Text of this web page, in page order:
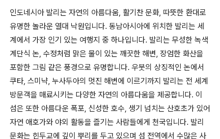
인도네시아 발리는 자연의 아름다움, 활기찬 문화, 따뜻한 환대로
유명한 놀라운 열대 낙원입니다. 동남아시아에 위치한 발리는 세
계에서 가장 인기 있는 여행지 중 하나입니다. 발리는 무성한 녹색
계단식 논, 수정처럼 맑은 물이 있는 깨끗한 해변, 장엄한 화산을
포함한 그림 같은 풍경으로 유명합니다. 우붓의 상징적인 논에서
쿠타, 스미냑, 누사두아의 멋진 해변에 이르기까지 발리는 전 세계
방문객을 매료시키는 다양한 자연의 아름다움을 제공합니다. 이
섬은 또한 아름다운 폭포, 신성한 호수, 생기 넘치는 산호초가 있어
자연 애호가와 야외 활동을 즐기는 사람들에게 천국입니다. 발리
문화는 힌두교에 깊이 뿌리를 두고 있으며 섬 전역에서 수많은 사